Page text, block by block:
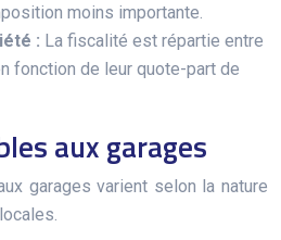
moins importante.
: La fiscalité est répartie entre
fonction de leur quote-part de
aux garages
garages varient selon la nature